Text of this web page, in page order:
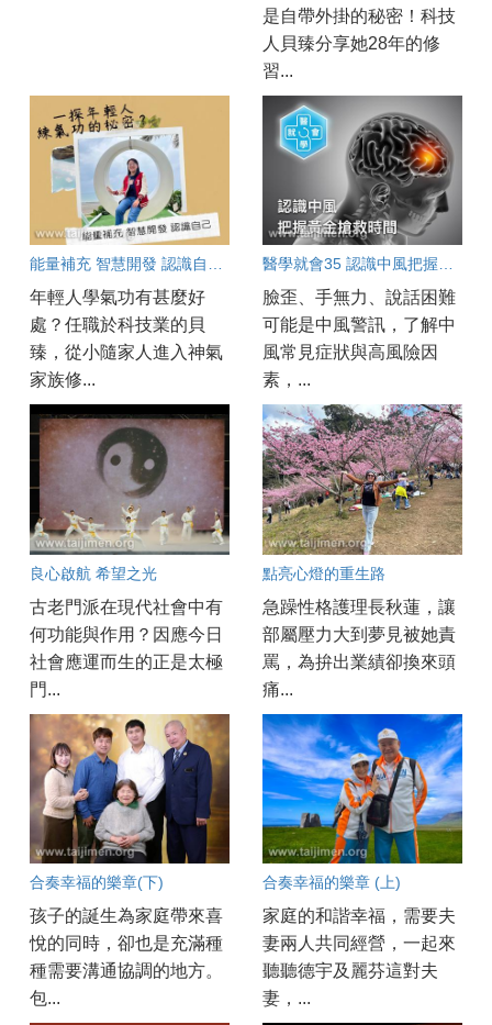
是自帶外掛的秘密！科技
人貝臻分享她28年的修
習...
能量補充 智慧開發 認識自己～一探年輕人練氣功的秘密？
年輕人學氣功有甚麼好
處？任職於科技業的貝
臻，從小隨家人進入神氣
家族修...
醫學就會35 認識中風把握黃金搶救時間
臉歪、手無力、說話困難
可能是中風警訊，了解中
風常見症狀與高風險因
素，...
良心啟航 希望之光
古老門派在現代社會中有
何功能與作用？因應今日
社會應運而生的正是太極
門...
點亮心燈的重生路
急躁性格護理長秋蓮，讓
部屬壓力大到夢見被她責
罵，為拚出業績卻換來頭
痛...
合奏幸福的樂章(下)
孩子的誕生為家庭帶來喜
悅的同時，卻也是充滿種
種需要溝通協調的地方。
包...
合奏幸福的樂章 (上)
家庭的和諧幸福，需要夫
妻兩人共同經營，一起來
聽聽德宇及麗芬這對夫
妻，...